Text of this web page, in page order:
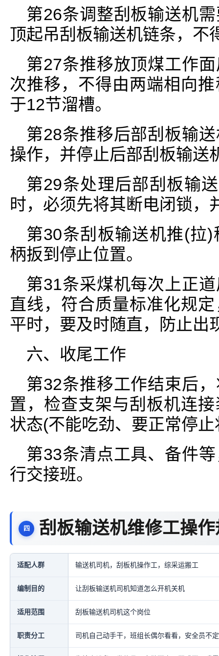
第26条调整刮板输送机
顶起吊刮板输送机链条，不
第27条推移放顶煤工作
次推移，不得由两端相向
于12节溜槽。
第28条推移后部刮板输
操作，并停止后部刮板输送
第29条处理后部刮板输
时，必须先将其断电闭锁，
第30条刮板输送机推(拉
柄扳到停止位置。
第31条采煤机每次上正
直线，符合质量标准化规
平时，要及时随直，防止出
六、收尾工作
第32条推移工作结束后
置，检查支架与刮板机连
状态(不能吃劲、要正常停
第33条清点工具、备件
行交接班。
刮板输送机维修工操
适配人群 输送机司机，刮板机操作工，综采运搬工
编制目的 让刮板输送机司机知道怎么开机关机
适用范围 刮板输送机司机这个岗位
职责分工 司机自己动手干，班组长偶尔看看，安全员不